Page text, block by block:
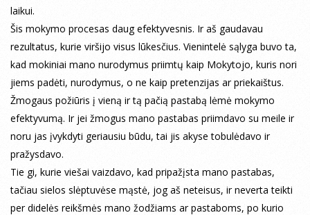
laikui.
Šis mokymo procesas daug efektyvesnis. Ir aš gaudavau
rezultatus, kurie viršijo visus lūkesčius. Vienintelė sąlyga buvo ta,
kad mokiniai mano nurodymus priimtų kaip Mokytojo, kuris nori
jiems padėti, nurodymus, o ne kaip pretenzijas ar priekaištus.
Žmogaus požiūris į vieną ir tą pačią pastabą lėmė mokymo
efektyvumą. Ir jei žmogus mano pastabas priimdavo su meile ir
noru jas įvykdyti geriausiu būdu, tai jis akyse tobulėdavo ir
pražysdavo.
Tie gi, kurie viešai vaizdavo, kad pripažįsta mano pastabas,
tačiau sielos slėptuvėse mąstė, jog aš neteisus, ir neverta teikti
per didelės reikšmės mano žodžiams ar pastaboms, po kurio